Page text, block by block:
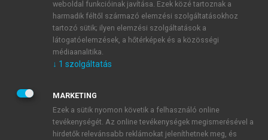
E-MAIL-CÍM
JELSZÓ
JELSZÓ ÚJRA
weboldal funkcióinak javítása. Ezek közé tartoznak a
harmadik féltől származó elemzési szolgáltatásokhoz
tartozó sütik; ilyen elemzési szolgáltatások a
látogatóelemzések, a hőtérképek és a közösségi
médiaanalitika.
↓ 1 szolgáltatás
MARKETING
Ezek a sütik nyomon követik a felhasználó online
tevékenységét. Az online tevékenységek megismerésével a
hirdetők relevánsabb reklámokat jeleníthetnek meg, és